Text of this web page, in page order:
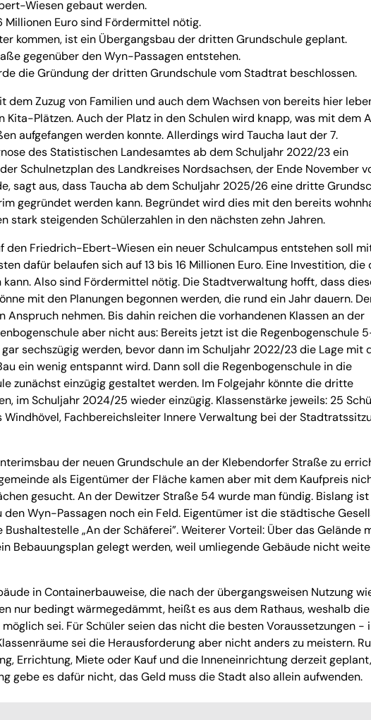
Wiesen gebaut werden.
Millionen Euro sind Fördermittel nötig.
kommen, ist ein Übergangsbau der dritten Grundschule geplant.
gegenüber den Wyn-Passagen entstehen.
die Gründung der dritten Grundschule vom Stadtrat beschlossen.
dem Zuzug von Familien und auch dem Wachsen von bereits hier
Kita-Plätzen. Auch der Platz in den Schulen wird knapp, was mit dem
aufgefangen werden konnte. Allerdings wird Taucha laut der 7.
des Statistischen Landesamtes ab dem Schuljahr 2022/23 ein
Schulnetzplan des Landkreises Nordsachsen, der Ende November
sagt aus, dass Taucha ab dem Schuljahr 2025/26 eine dritte
gegründet werden kann. Begründet wird dies mit den bereits
stark steigenden Schülerzahlen in den nächsten zehn Jahren.
den Friedrich-Ebert-Wiesen ein neuer Schulcampus entstehen soll
dafür belaufen sich auf 13 bis 16 Millionen Euro. Eine Investition, die
Also sind Fördermittel nötig. Die Stadtverwaltung hofft, dass
mit den Planungen begonnen werden, die rund ein Jahr dauern.
Anspruch nehmen. Bis dahin reichen die vorhandenen Klassen an der
aber nicht aus: Bereits jetzt ist die Regenbogenschule
sechszügig werden, bevor dann im Schuljahr 2022/23 die Lage mit
ein wenig entspannt wird. Dann soll die Regenbogenschule in die
zunächst einzügig gestaltet werden. Im Folgejahr könnte die dritte
im Schuljahr 2024/25 wieder einzügig. Klassenstärke jeweils: 25
Fachbereichsleiter Innere Verwaltung bei der
der neuen Grundschule an der Klebendorfer Straße zu
als Eigentümer der Fläche kamen aber mit dem Kaufpreis
gesucht. An der Dewitzer Straße 54 wurde man fündig. Bislang
Wyn-Passagen noch ein Feld. Eigentümer ist die städtische
„An der Schäferei”. Weiterer Vorteil: Über das Gelände
Bebauungsplan gelegt werden, weil umliegende Gebäude nicht
in Containerbauweise, die nach der übergangsweisen Nutzung
nur bedingt wärmegedämmt, heißt es aus dem Rathaus, weshalb die
sei. Für Schüler seien das nicht die besten Voraussetzungen -
sei die Herausforderung aber nicht anders zu meistern.
Errichtung, Miete oder Kauf und die Inneneinrichtung derzeit
gebe es dafür nicht, das Geld muss die Stadt also allein aufwenden.